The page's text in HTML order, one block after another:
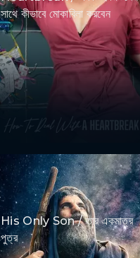
সাথে কীভাবে মোকাবিলা করবেন
His Only Son / তার একমাত্র
পুত্র